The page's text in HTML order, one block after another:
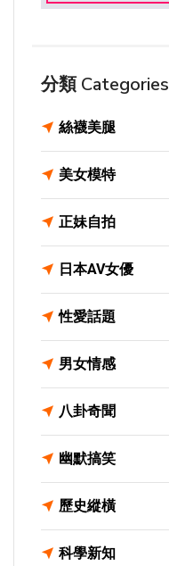
分類 Categories
絲襪美腿
美女模特
正妹自拍
日本AV女優
性愛話題
男女情感
八卦奇聞
幽默搞笑
歷史縱橫
科學新知